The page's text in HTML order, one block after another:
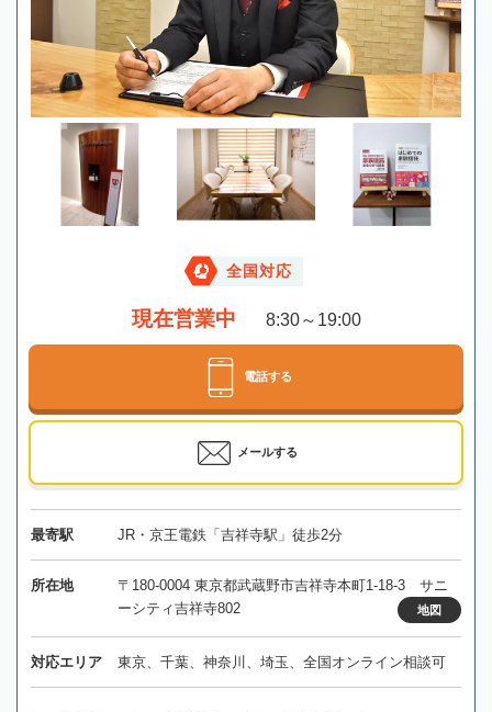
全国対応
現在営業中 8:30～19:00
電話する
メールする
最寄駅 JR・京王電鉄「吉祥寺駅」徒歩2分
所在地
〒180-0004 東京都武蔵野市吉祥寺本町1-18-3 サニ
ーシティ吉祥寺802
地図
対応エリア 東京、千葉、神奈川、埼玉、全国オンライン相談可